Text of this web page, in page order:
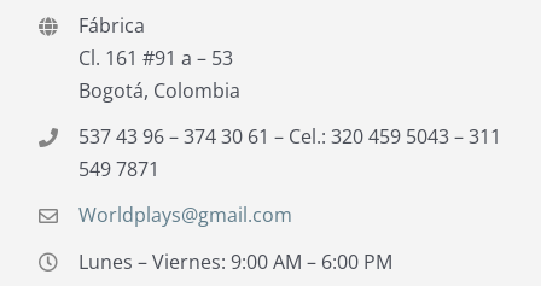
Fábrica
Cl. 161 #91 a – 53
Bogotá, Colombia
537 43 96 – 374 30 61 – Cel.: 320 459 5043 – 311
549 7871
Worldplays@gmail.com
Lunes – Viernes: 9:00 AM – 6:00 PM